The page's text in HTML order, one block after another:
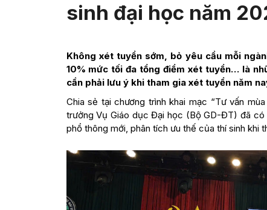
sinh đại học năm
Không xét tuyển sớm, bỏ yêu cầu mỗi
10% mức tối đa tổng điểm xét tuyển… là
cần phải lưu ý khi tham gia xét tuyển năm
Chia sẻ tại chương trình khai mạc “Tư vấn
trưởng Vụ Giáo dục Đại học (Bộ GD-ĐT) đã có
phổ thông mới, phân tích ưu thế của thí sinh khi